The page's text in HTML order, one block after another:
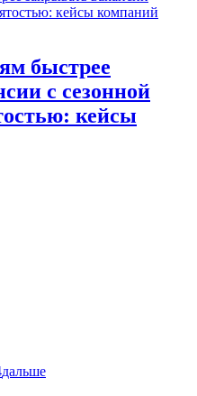
быстрее
с сезонной
кейсы
дальше